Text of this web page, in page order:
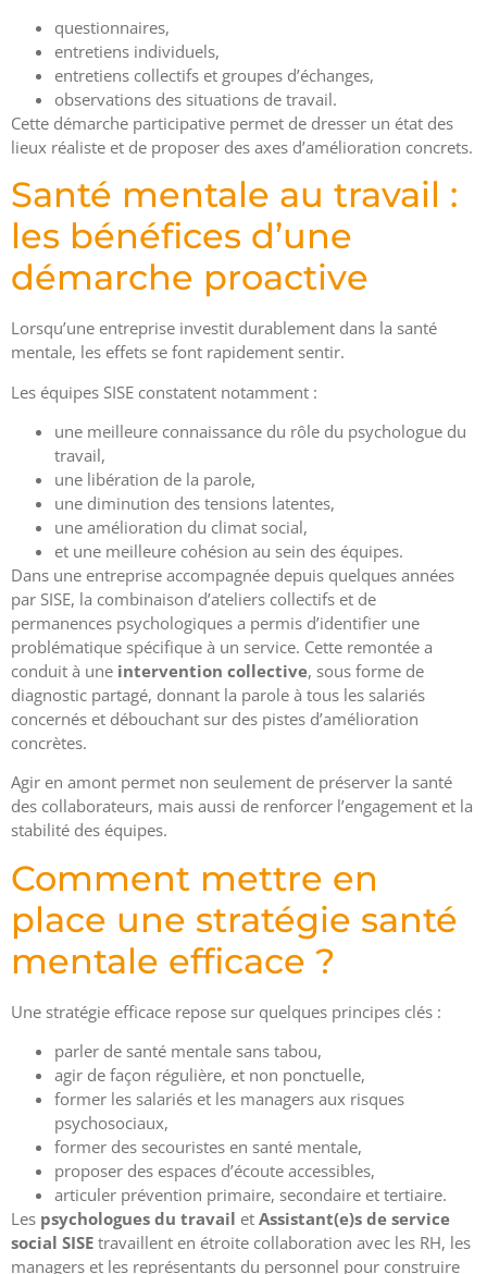
questionnaires,
entretiens individuels,
entretiens collectifs et groupes d’échanges,
observations des situations de travail.
Cette démarche participative permet de dresser un état des
lieux réaliste et de proposer des axes d’amélioration concrets.
Santé mentale au travail :
les bénéfices d’une
démarche proactive
Lorsqu’une entreprise investit durablement dans la santé
mentale, les effets se font rapidement sentir.
Les équipes SISE constatent notamment :
une meilleure connaissance du rôle du psychologue du
travail,
une libération de la parole,
une diminution des tensions latentes,
une amélioration du climat social,
et une meilleure cohésion au sein des équipes.
Dans une entreprise accompagnée depuis quelques années
par SISE, la combinaison d’ateliers collectifs et de
permanences psychologiques a permis d’identifier une
problématique spécifique à un service. Cette remontée a
conduit à une intervention collective, sous forme de
diagnostic partagé, donnant la parole à tous les salariés
concernés et débouchant sur des pistes d’amélioration
concrètes.
Agir en amont permet non seulement de préserver la santé
des collaborateurs, mais aussi de renforcer l’engagement et la
stabilité des équipes.
Comment mettre en
place une stratégie santé
mentale efficace ?
Une stratégie efficace repose sur quelques principes clés :
parler de santé mentale sans tabou,
agir de façon régulière, et non ponctuelle,
former les salariés et les managers aux risques
psychosociaux,
former des secouristes en santé mentale,
proposer des espaces d’écoute accessibles,
articuler prévention primaire, secondaire et tertiaire.
Les psychologues du travail et Assistant(e)s de service
social SISE travaillent en étroite collaboration avec les RH, les
managers et les représentants du personnel pour construire